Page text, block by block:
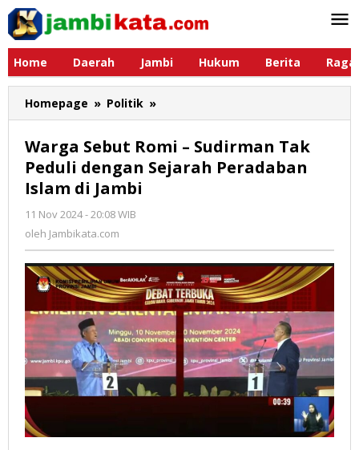
Lewati
konten
Home
Daerah Jambi Hukum Berita
Homepage » Politik »
Sebut
Romi
-
Sudirman
Peradaban
Islam
di
Jambi
Warga Sebut Romi – Sudirman Tak
Peduli dengan Sejarah Peradaban
Islam di Jambi
11 Nov 2024 - 20:08 WIB
oleh Jambikata.com